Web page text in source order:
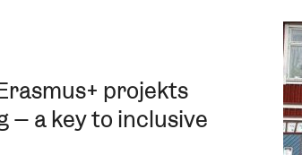
projekts
– a key to inclusive